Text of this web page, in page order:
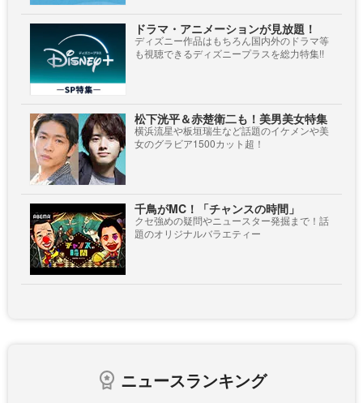
ドラマ・アニメーションが見放題！
ディズニー作品はもちろん国内外のドラマ等
も視聴できるディズニープラスを総力特集!!
松下洸平＆赤楚衛二も！美男美女特集
横浜流星や板垣瑞生など話題のイケメンや美
女のグラビア1500カット超！
千鳥がMC！「チャンスの時間」
クセ強めの疑問やニュースター発掘まで！話
題のオリジナルバラエティー
ニュースランキング